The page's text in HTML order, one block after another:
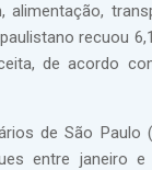
recuou
de acordo
de São Paulo
entre janeiro